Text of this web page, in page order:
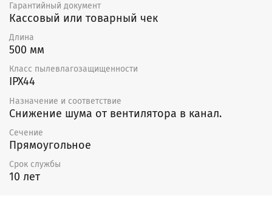
Гарантийный документ
Кассовый или товарный чек
Длина
500 мм
Класс пылевлагозащищенности
IPX44
Назначение и соответствие
Снижение шума от вентилятора в канал.
Сечение
Прямоугольное
Срок службы
10 лет